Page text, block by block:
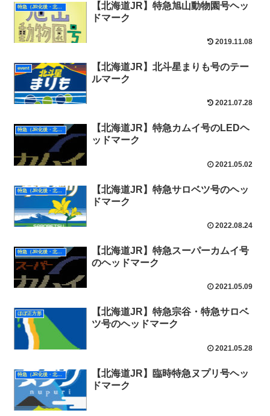
特急（JR化後・北海道）
【北海道JR】特急旭山動物園号ヘッ
ドマーク
2019.11.08
event
【北海道JR】北斗星まりも号のテー
ルマーク
2021.07.28
【北海道JR】特急カムイ号のLEDヘ
ッドマーク
2021.05.02
特急（JR化後・北海道）
【北海道JR】特急サロベツ号のヘッ
ドマーク
2022.08.24
特急（JR化後・北海道）
【北海道JR】特急スーパーカムイ号
のヘッドマーク
2021.05.09
ほぼ正方形
【北海道JR】特急宗谷・特急サロベ
ツ号のヘッドマーク
2021.05.28
特急（JR化後・北海道）
【北海道JR】臨時特急ヌプリ号ヘッ
ドマーク